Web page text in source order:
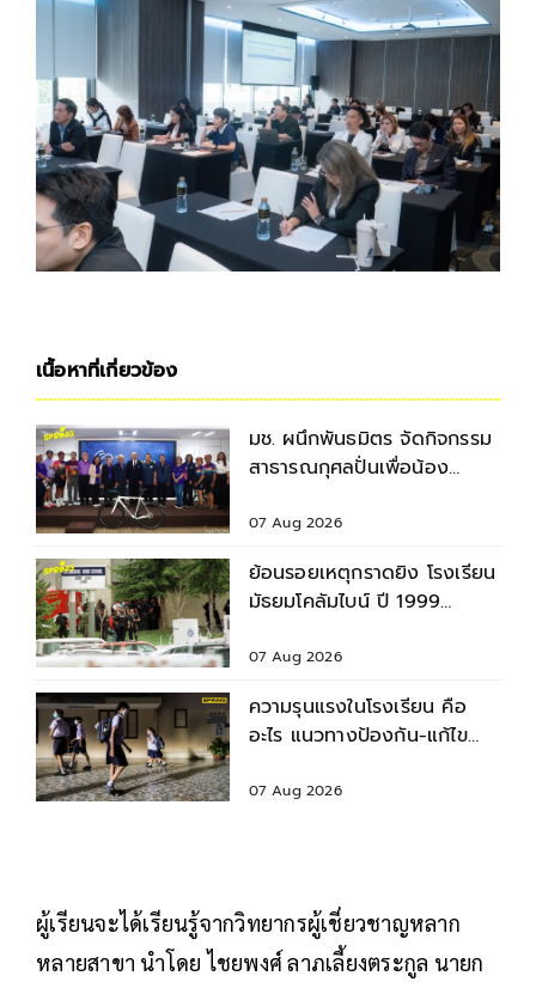
เนื้อหาที่เกี่ยวข้อง
มช. ผนึกพันธมิตร จัดกิจกรรม
สาธารณกุศลปั่นเพื่อน้อง
07 Aug 2026
ย้อนรอยเหตุกราดยิง โรงเรียน
มัธยมโคลัมไบน์ ปี 1999
07 Aug 2026
ความรุนแรงในโรงเรียน คือ
อะไร แนวทางป้องกัน-แก้ไข
07 Aug 2026
ผู้เรียนจะได้เรียนรู้จากวิทยากรผู้เชี่ยวชาญหลาก
หลายสาขา นำโดย ไชยพงศ์ ลาภเลี้ยงตระกูล นายก